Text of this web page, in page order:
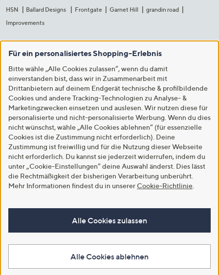
HSN
Ballard Designs Frontgate Garnet Hill
grandin road
Improvements
Für ein personalisiertes Shopping-Erlebnis
Bitte wähle „Alle Cookies zulassen“, wenn du damit
einverstanden bist, dass wir in Zusammenarbeit mit
Drittanbietern auf deinem Endgerät technische & profilbildende
Cookies und andere Tracking-Technologien zu Analyse- &
Marketingzwecken einsetzen und auslesen. Wir nutzen diese für
personalisierte und nicht-personalisierte Werbung. Wenn du dies
nicht wünschst, wähle „Alle Cookies ablehnen“ (für essenzielle
Cookies ist die Zustimmung nicht erforderlich). Deine
Zustimmung ist freiwillig und für die Nutzung dieser Webseite
nicht erforderlich. Du kannst sie jederzeit widerrufen, indem du
unter „Cookie-Einstellungen“ deine Auswahl änderst. Dies lässt
die Rechtmäßigkeit der bisherigen Verarbeitung unberührt.
Mehr Informationen findest du in unserer Cookie-Richtlinie
Alle Cookies zulassen
Alle Cookies ablehnen